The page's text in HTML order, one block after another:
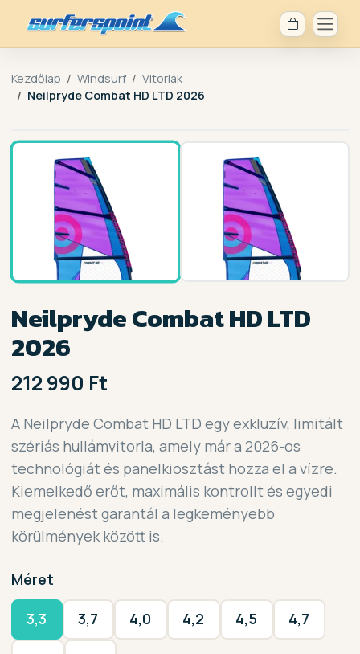
Kezdőlap Windsurf
Vitorlák
Neilpryde Combat HD LTD 2026
Neilpryde Combat HD LTD
2026
212 990 Ft
A Neilpryde Combat HD LTD egy exkluzív, limitált
szériás hullámvitorla, amely már a 2026-os
technológiát és panelkiosztást hozza el a vízre.
Kiemelkedő erőt, maximális kontrollt és egyedi
megjelenést garantál a legkeményebb
körülmények között is.
Méret
3,3 3,7 4,0 4,2 4,5 4,7